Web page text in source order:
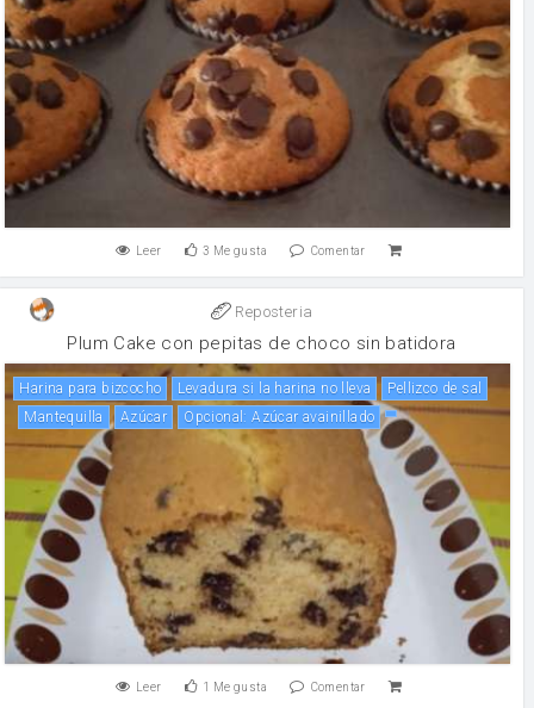
Leer 3 Me gusta Comentar
Reposteria
Plum Cake con pepitas de choco sin batidora
Harina para bizcocho Levadura si la harina no lleva
Pellizco de sal
mantequilla
Azúcar Opcional: Azúcar avainillado
Leer 1 Me gusta Comentar